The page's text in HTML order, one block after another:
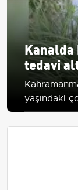
Kanalda
tedavi
yaşındaki
sulama
ciddiyetini